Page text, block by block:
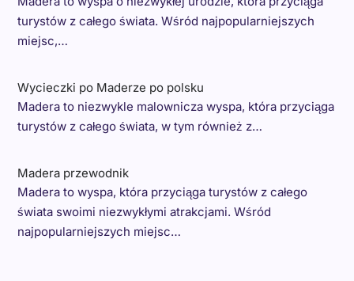
turystów z całego świata. Wśród najpopularniejszych
miejsc,…
Wycieczki po Maderze po polsku
Madera to niezwykle malownicza wyspa, która przyciąga
turystów z całego świata, w tym również z…
Madera przewodnik
Madera to wyspa, która przyciąga turystów z całego
świata swoimi niezwykłymi atrakcjami. Wśród
najpopularniejszych miejsc…